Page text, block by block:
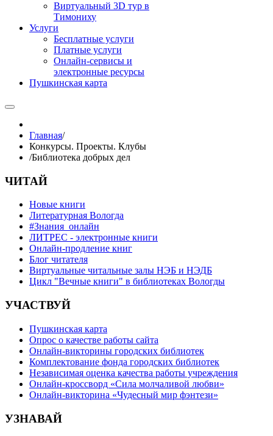
Виртуальный 3D тур в
Тимониху
Услуги
Бесплатные услуги
Платные услуги
Онлайн-сервисы и
электронные ресурсы
Пушкинская карта
Главная/
Конкурсы. Проекты. Клубы
/Библиотека добрых дел
ЧИТАЙ
Новые книги
Литературная Вологда
#Знания_онлайн
ЛИТРЕС - электронные книги
Онлайн-продление книг
Блог читателя
Виртуальные читальные залы НЭБ и НЭДБ
Цикл "Вечные книги" в библиотеках Вологды
УЧАСТВУЙ
Пушкинская карта
Опрос о качестве работы сайта
Онлайн-викторины городских библиотек
Комплектование фонда городских библиотек
Независимая оценка качества работы учреждения
Онлайн-кроссворд «Сила молчаливой любви»
Онлайн-викторина «Чудесный мир фэнтези»
УЗНАВАЙ